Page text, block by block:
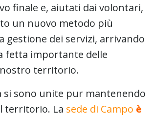
finale e, aiutati dai volontari,
un nuovo metodo più
gestione dei servizi, arrivando
fetta importante delle
territorio.
si sono unite pur mantenendo
territorio. La sede di Campo è